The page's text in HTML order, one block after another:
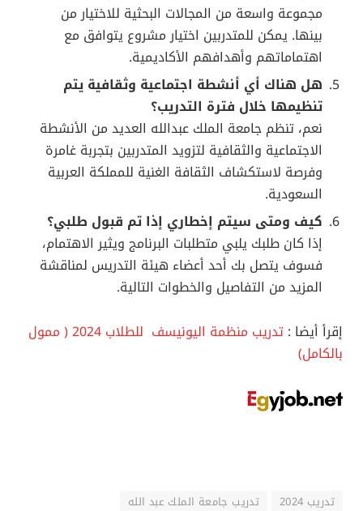
مجموعة واسعة من المجالات البحثية للاختيار من
بينها. يمكن للمتدربين اختيار مشروع يتوافق مع
اهتماماتهم وأهدافهم الأكاديمية.
هل هناك أي أنشطة اجتماعية وثقافية يتم
تنظيمها خلال فترة التدريب؟
نعم، تنظم جامعة الملك عبدالله العديد من الأنشطة
الاجتماعية والثقافية لتزويد المتدربين بتجربة غامرة
وفرصة لاستكشاف الثقافة الغنية للمملكة العربية
السعودية.
كيف ومتى سيتم إخطاري إذا تم قبول طلبي؟
إذا كان طلبك يلبي متطلبات البرنامج ويثير الاهتمام،
فسوف يتصل بك أحد أعضاء هيئة التدريس لمناقشة
المزيد من التفاصيل والخطوات التالية.
إقرأ أيضا :
تدريب منظمة اليونيسف للطلاب 2024 ( ممول
بالكامل)
تدريب 2024
تدريب جامعة الملك عبد الله